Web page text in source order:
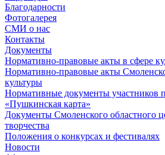
Благодарности
Фотогалерея
СМИ о нас
Контакты
Документы
Нормативно-правовые акты в сфере
Нормативно-правовые акты
культуры
Нормативные документы участников
«Пушкинская карта»
Документы Смоленского областного
творчества
Положения о конкурсах и фестивалях
Новости